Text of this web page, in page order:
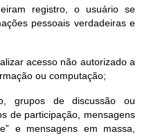
registro, o usuário se
pessoais verdadeiras e
acesso não autorizado a
ou computação;
grupos de discussão ou
de participação, mensagens
e mensagens em massa,